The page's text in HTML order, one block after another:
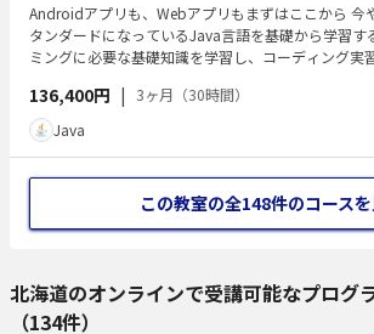
Androidアプリも、Webアプリもまずはここから 今
タンダードになっているJava言語を基礎から学習す
ミングに必要な基礎知識を学習し、コーディング実
けていきます。Javaの基礎から「オブジェクト指向
系的に学ぶことができます。
136,400円 |
3ヶ月（30時間）
Java
この教室の全148件のコース
北海道のオンラインで受講可能なプログ
（134件）